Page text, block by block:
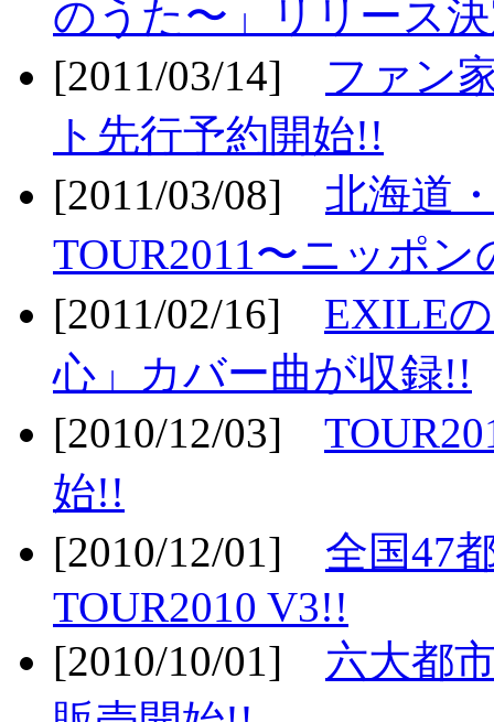
のうた〜」リリース
[2011/03/14] ファン
ト先行予約開始!!
[2011/03/08] 北海道
TOUR2011〜ニッポ
[2011/02/16] EXILE
心」カバー曲が収録!!
[2010/12/03]
始!!
[2010/12/01] 全国47
TOUR2010 V3!!
[2010/10/01] 六大都